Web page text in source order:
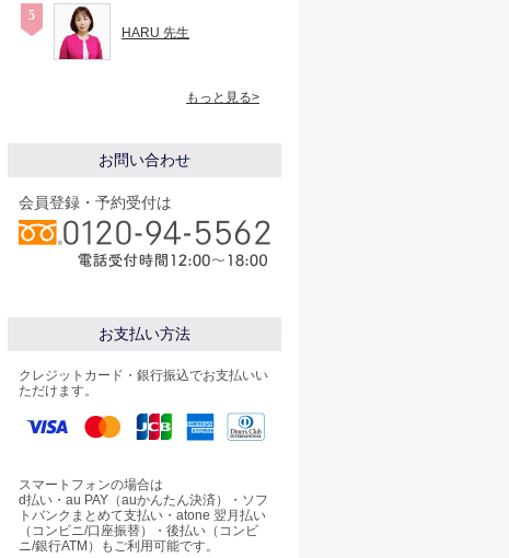
HARU 先生
もっと見る>
お問い合わせ
会員登録・予約受付は
お支払い方法
クレジットカード・銀行振込でお支払いい
ただけます。
スマートフォンの場合は
d払い・au PAY（auかんたん決済）・ソフ
トバンクまとめて支払い・atone 翌月払い
（コンビニ/口座振替）・後払い（コンビ
ニ/銀行ATM）もご利用可能です。